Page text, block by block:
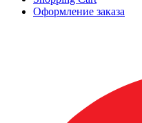
Оформление заказа